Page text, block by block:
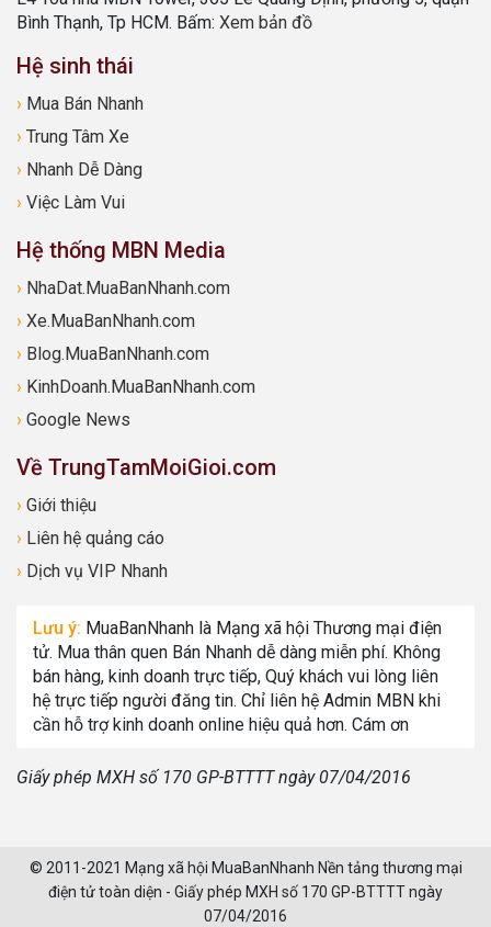
Bình Thạnh, Tp HCM. Bấm: Xem bản đồ
Hệ sinh thái
› Mua Bán Nhanh
› Trung Tâm Xe
› Nhanh Dễ Dàng
› Việc Làm Vui
Hệ thống MBN Media
› NhaDat.MuaBanNhanh.com
› Xe.MuaBanNhanh.com
› Blog.MuaBanNhanh.com
› KinhDoanh.MuaBanNhanh.com
› Google News
Về TrungTamMoiGioi.com
› Giới thiệu
› Liên hệ quảng cáo
› Dịch vụ VIP Nhanh
Lưu ý: MuaBanNhanh là Mạng xã hội Thương mại điện
tử. Mua thân quen Bán Nhanh dễ dàng miễn phí. Không
bán hàng, kinh doanh trực tiếp, Quý khách vui lòng liên
hệ trực tiếp người đăng tin. Chỉ liên hệ Admin MBN khi
cần hỗ trợ kinh doanh online hiệu quả hơn. Cám ơn
Giấy phép MXH số 170 GP-BTTTT ngày 07/04/2016
© 2011-2021 Mạng xã hội MuaBanNhanh Nền tảng thương mại
điện tử toàn diện - Giấy phép MXH số 170 GP-BTTTT ngày
07/04/2016